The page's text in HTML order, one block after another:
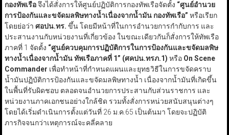
กองทัพเรือจึงได้สั่งการให้ศูนย์ปฏิบัติการกองทัพเรือจัดตั้ง “ศูนย์อำนวย
การป้องกันและขจัดมลพิษทางน้ำเนื่องจากน้ำมัน กองทัพเรือ” หรือเรียก
โดยย่อว่า ศอปน.ทร. ขึ้น โดยมีหน้าที่ในการอำนวยการกำกับการ และ
ประสานงานกับหน่วยงานที่เกี่ยวข้อง ในขณะเดียวกันก็สั่งการให้ทัพเรือ
ภาคที่ 1 จัดตั้ง “ศูนย์ควบคุมการปฏิบัติการในการป้องกันและขจัดมลพิษ
ทางน้ำเนื่องจากน้ำมัน ทัพเรือภาคที่ 1” (ศคปน.ทรภ.1) หรือ On Scene
Commander เพื่อทำหน้าที่กำหนดแผนและยุทธวิธีในการขจัดคราบ
น้ำมันปฏิบัติการป้องกันและขจัดมลพิษทางน้ำ เนื่องจากน้ำมันที่เกิดขึ้น
ในพื้นที่รับผิดชอบ ตลอดจนอำนวยการประสานกับส่วนราชการ และ
หน่วยงานภาคเอกชนอย่างใกล้ชิด รวมทั้งสั่งการหน่วยสนับสนุนต่างๆ
โดยได้เริ่มดำเนินการตั้งแต่วันที่ 26 ม.ค.65 เป็นต้นมา โดยจะปฏิบัติ
ภารกิจจนกว่าเหตุการณ์จะคลี่คลาย